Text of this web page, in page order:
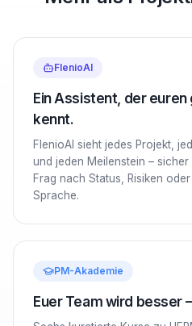
FlenioAI
Ein Assistent, der
kennt.
FlenioAI sieht jedes Projekt,
und jeden Meilenstein –
Frag nach Status, Risiken
Sprache.
PM-Akademie
Euer Team wird besser